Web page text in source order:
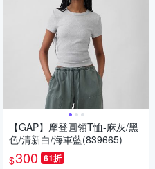
【GAP】摩登圓領T恤-麻灰/黑
色/清新白/海軍藍(839665)
$300 61折